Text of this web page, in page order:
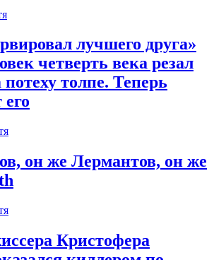
лучшего друга»
четверть века резал
толпе. Теперь
он же Лермантов, он же
Кристофера